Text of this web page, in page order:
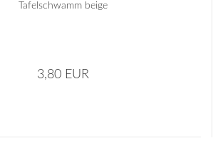
Tafelschwamm beige
3,80 EUR